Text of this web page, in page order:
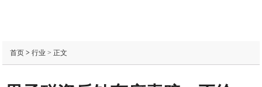
首页> 行业 > 正文